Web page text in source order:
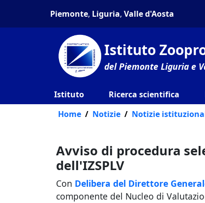
Piemonte, Liguria, Valle d'Aosta
Istituto
del Piemonte Liguria e
Istituto Ricerca scientifica
Home
Notizie Notizie
Avviso di procedura
dell'IZSPLV
Con Delibera del Direttore
componente del Nucleo di